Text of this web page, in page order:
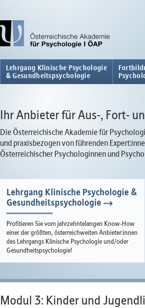
Lehrgang Klinische Psychologie
& Gesundheitspsychologie
Ihr Anbieter für Aus-, Fort-
Die Österreichische Akademie für
und praxisbezogen von führenden
Österreichischer Psychologinnen und
Lehrgang Klinische Psychologie &
Gesundheitspsychologie
Profitieren Sie vom jahrzehntelangen Know-How
einer der größten, österreichweiten Anbieter:innen
des Lehrgangs Klinische Psychologie und/oder
Gesundheitspsychologie!
Modul 3: Kinder und